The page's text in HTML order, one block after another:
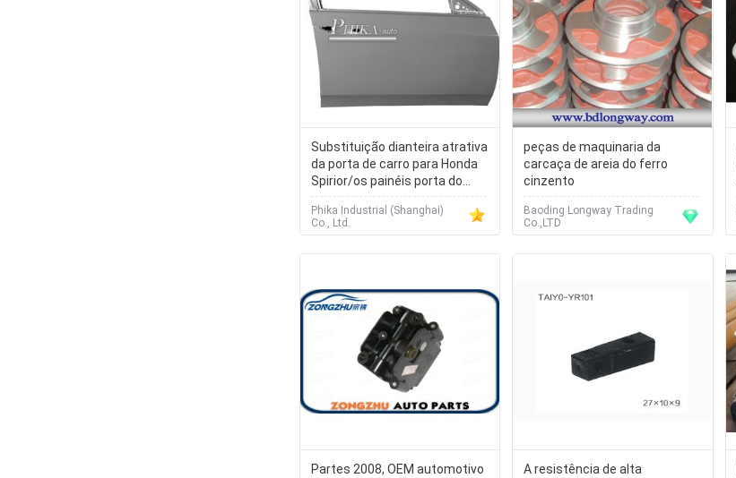
Substituição dianteira atrativa
da porta de carro para Honda
Spirior/os painéis porta do
automóvel
Phika Industrial (Shanghai)
Co., Ltd.
peças de maquinaria da
carcaça de areia do ferro
cinzento
Baoding Longway Trading
Co.,LTD
Partes 2008, OEM automotivo
A resistência de alta